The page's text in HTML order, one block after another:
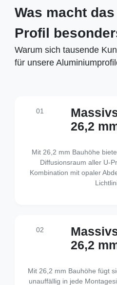
Was macht das
Profil
Warum sich tausende
für unsere
01
26,2
Mit 26,2 mm Bauhöhe
Diffusionsraum aller U-
Kombination mit opaler
02
26,2
Mit 26,2 mm Bauhöhe fügt
unauffällig in jede